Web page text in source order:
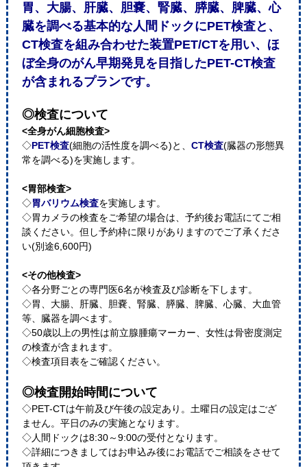
胃、大腸、肝臓、胆嚢、腎臓、膵臓、脾臓、心
臓を調べる基本的な人間ドックにPET検査と、
CT検査を組み合わせた装置PET/CTを用い、ほ
ぼ全身のがん早期発見を目指したPET-CT検査
が含まれるプランです。
◎検査について
<全身がん細胞検査>
◇PET検査(細胞の活性度を調べる)と、 CT検査(臓器の形態異
常を調べる)を実施します。
<胃部検査>
◇胃バリウム検査を実施します。
◇胃カメラの検査をご希望の場合は、予約後お電話にてご相
談ください。但し予約枠に限りがありますのでご了承くださ
い(別途6,600円)
<その他検査>
◇各分野ごとの専門医6名が検査及び診断を下します。
◇胃、大腸、肝臓、胆嚢、腎臓、膵臓、脾臓、心臓、大血管
等、臓器を調べます。
◇50歳以上の男性は前立腺腫瘍マーカー、女性は骨密度測定
の検査が含まれます。
◇検査項目表をご確認ください。
◎検査開始時間について
◇PET-CTは午前及び午後の設定あり。土曜日の設定はござ
ません。平日のみの実施となります。
◇人間ドックは8:30～9:00の受付となります。
◇詳細につきましてはお申込み後にお電話でご相談をさせて